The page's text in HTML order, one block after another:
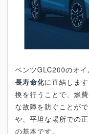
ベンツGLC200のオイ
長寿命化に直結しま
換を行うことで、燃
な故障を防ぐことがで
や、平坦な場所での
の基本です。